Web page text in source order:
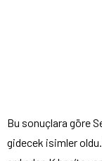
Bu sonuçlara göre
gidecek isimler oldu.